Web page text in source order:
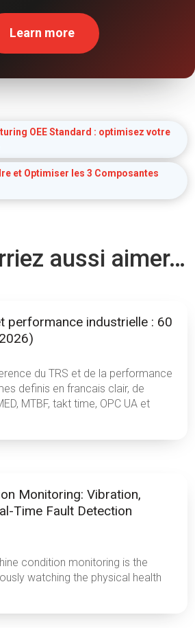
Learn more
OEE Standard : optimisez votre
et Optimiser les 3 Composantes
aussi aimer…
performance industrielle : 60
du TRS et de la performance
definis en francais clair, de
MTBF, takt time, OPC UA et
Monitoring: Vibration,
Time Fault Detection
condition monitoring is the
watching the physical health